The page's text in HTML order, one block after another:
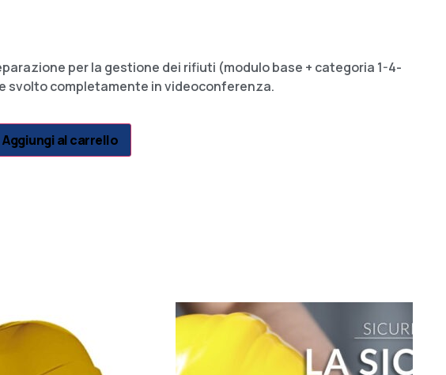
per la gestione dei rifiuti (modulo base + categoria 1-4-
svolto completamente in videoconferenza.
Aggiungi al carrello